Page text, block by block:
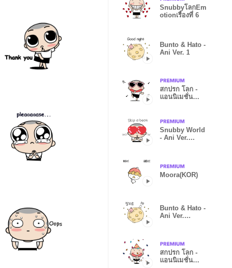
SnubbyโลกEm
otionเรื่องที่ 6
Bunto & Hato -
Ani Ver. 1
สกปรก โลก -
แอนนิเมชั่น
Snubby World
- Ani Ver.
Moora(KOR)
Bunto & Hato -
Ani Ver.
สกปรก โลก -
แอนนิเมชั่น